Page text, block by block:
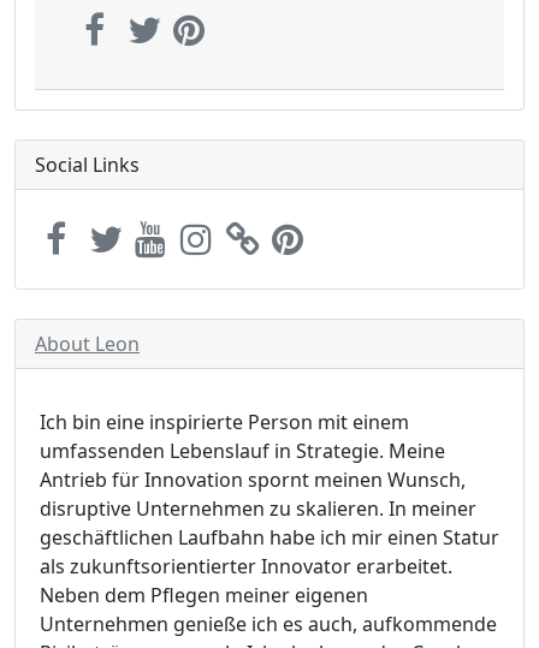
Social Links
About Leon
Ich bin eine inspirierte Person mit einem
umfassenden Lebenslauf in Strategie. Meine
Antrieb für Innovation spornt meinen Wunsch,
disruptive Unternehmen zu skalieren. In meiner
geschäftlichen Laufbahn habe ich mir einen Statur
als zukunftsorientierter Innovator erarbeitet.
Neben dem Pflegen meiner eigenen
Unternehmen genieße ich es auch, aufkommende